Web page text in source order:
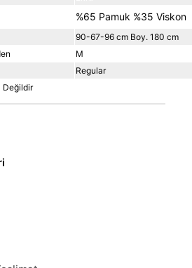
%65 Pamuk %35 Viskon
90-67-96 cm Boy. 180 cm
M
Regular
Değildir